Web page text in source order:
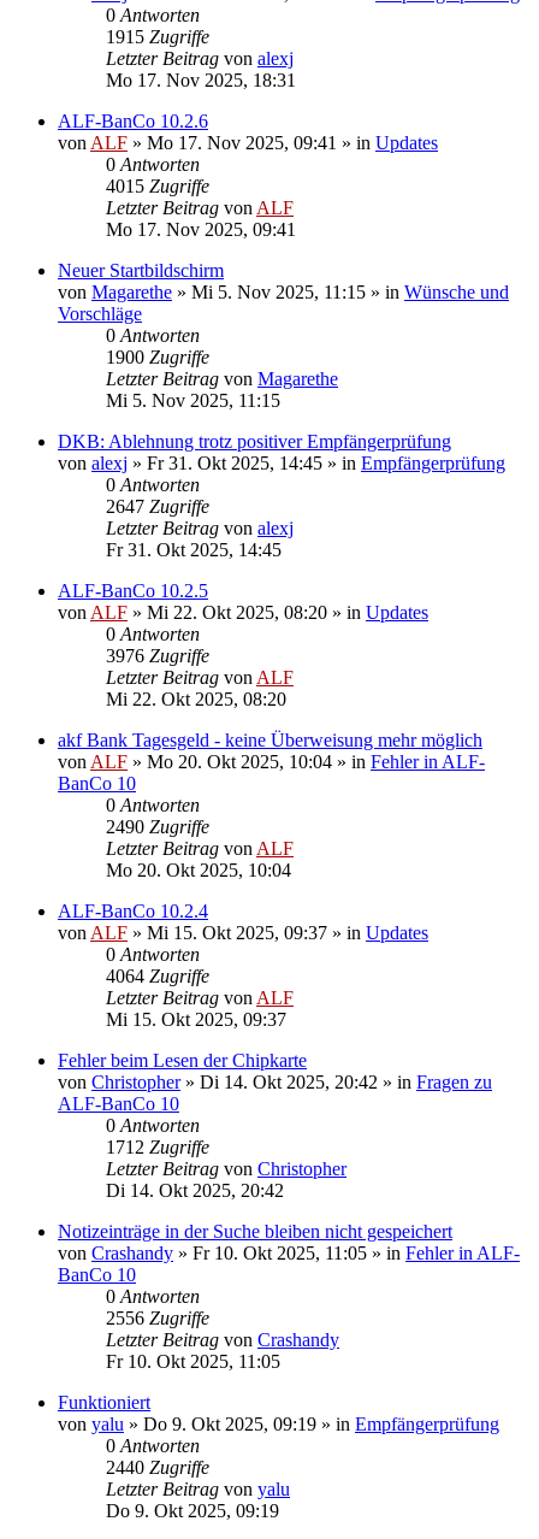
0 Antworten
1915 Zugriffe
Letzter Beitrag von alexj
Mo 17. Nov 2025, 18:31
ALF-BanCo 10.2.6
von ALF » Mo 17. Nov 2025, 09:41 » in Updates
0 Antworten
4015 Zugriffe
Letzter Beitrag von ALF
Mo 17. Nov 2025, 09:41
Neuer Startbildschirm
von Magarethe » Mi 5. Nov 2025, 11:15 » in Wünsche und
Vorschläge
0 Antworten
1900 Zugriffe
Letzter Beitrag von Magarethe
Mi 5. Nov 2025, 11:15
DKB: Ablehnung trotz positiver Empfängerprüfung
von alexj » Fr 31. Okt 2025, 14:45 » in Empfängerprüfung
0 Antworten
2647 Zugriffe
Letzter Beitrag von alexj
Fr 31. Okt 2025, 14:45
ALF-BanCo 10.2.5
von ALF » Mi 22. Okt 2025, 08:20 » in Updates
0 Antworten
3976 Zugriffe
Letzter Beitrag von ALF
Mi 22. Okt 2025, 08:20
akf Bank Tagesgeld - keine Überweisung mehr möglich
von ALF » Mo 20. Okt 2025, 10:04 » in Fehler in ALF-
BanCo 10
0 Antworten
2490 Zugriffe
Letzter Beitrag von ALF
Mo 20. Okt 2025, 10:04
ALF-BanCo 10.2.4
von ALF » Mi 15. Okt 2025, 09:37 » in Updates
0 Antworten
4064 Zugriffe
Letzter Beitrag von ALF
Mi 15. Okt 2025, 09:37
Fehler beim Lesen der Chipkarte
von Christopher» Di 14. Okt 2025, 20:42 » in Fragen zu
ALF-BanCo 10
0 Antworten
1712 Zugriffe
Letzter Beitrag von Christopher
Di 14. Okt 2025, 20:42
Notizeinträge in der Suche bleiben nicht gespeichert
von Crashandy » Fr 10. Okt 2025, 11:05 » in Fehler in ALF-
BanCo 10
0 Antworten
2556 Zugriffe
Letzter Beitrag von Crashandy
Fr 10. Okt 2025, 11:05
Funktioniert
von yalu » Do 9. Okt 2025, 09:19 » in Empfängerprüfung
0 Antworten
2440 Zugriffe
Letzter Beitrag von yalu
Do 9. Okt 2025, 09:19